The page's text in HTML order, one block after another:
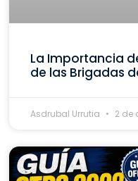
La Importancia
de las Brigadas
Asdrubal Urrutia 2 de